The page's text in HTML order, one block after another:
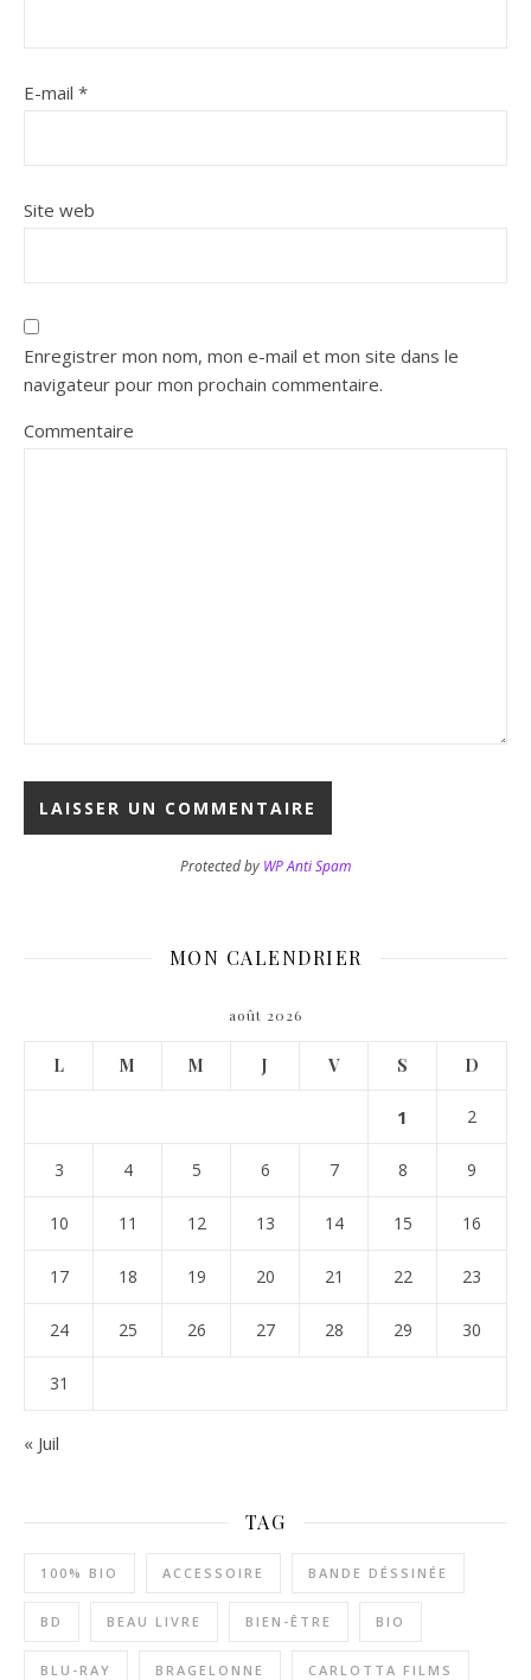
E-mail *
Site web
Enregistrer mon nom, mon e-mail et mon site dans le
navigateur pour mon prochain commentaire.
Commentaire
Protected by WP Anti Spam
MON CALENDRIER
août 2026
L M M J V S D
1 2
3 4 5 6 7 8 9
10 11 12 13 14 15 16
17 18 19 20 21 22 23
24 25 26 27 28 29 30
31
« Juil
TAG
100% BIO ACCESSOIRE BANDE DÉSSINÉE
BD BEAU LIVRE BIEN-ÊTRE BIO
BLU-RAY BRAGELONNE CARLOTTA FILMS